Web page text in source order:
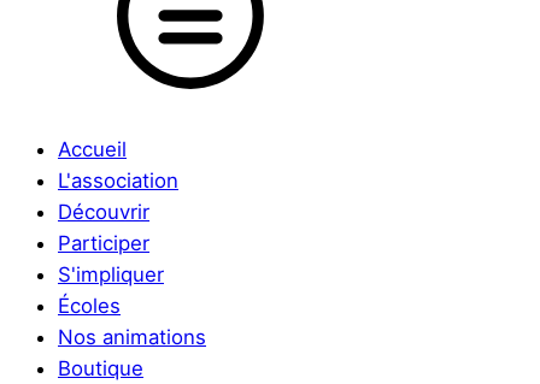
Accueil
L'association
Découvrir
Participer
S'impliquer
Écoles
Nos animations
Boutique